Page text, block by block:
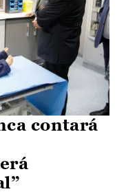
contará